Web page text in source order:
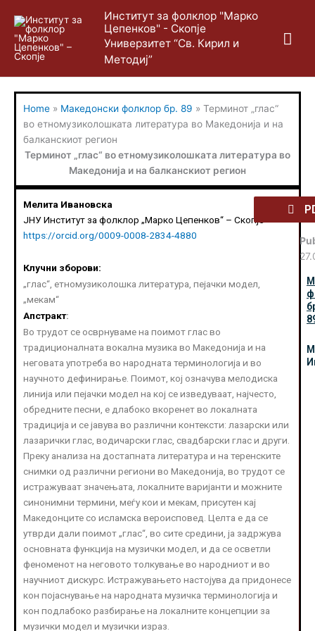
content
Институт за фолклор "Марко
Цепенков" - Скопје
Универзитет “Св. Кирил и
Методиј”
Home » Македонски фолклор бр. 89 » Терминот „глас“
во етномузиколошката литература во Македонија и на
балканскиот регион
Терминот „глас“ во етномузиколошката литература во
Македонија и на балканскиот регион
Мелита Ивановска
ЈНУ Институт за фолклор „Марко Цепенков“ – Скопје
https://orcid.org/0009-0008-2834-4880
Клучни зборови:
„глас“, етномузиколошка литература, пејачки модел,
„мекам“
Апстракт:
Во трудот се осврнуваме на поимот глас во
традиционалната вокална музика во Македонија и на
неговата употреба во народната терминологија и во
научното дефинирање. Поимот, кој означува мелодиска
линија или пејачки модел на кој се изведуваат, најчесто,
обредните песни, е длабоко вкоренет во локалната
традиција и се јавува во различни контексти: лазарски или
лазарички глас, водичарски глас, свадбарски глас и други.
Преку анализа на достапната литература и на теренските
снимки од различни региони во Македонија, во трудот се
истражуваат значењата, локалните варијанти и можните
синонимни термини, меѓу кои и мекам, присутен кај
Македонците со исламска вероисповед. Целта е да се
утврди дали поимот „глас“, во сите средини, ја задржува
основната функција на музички модел, и да се осветли
феноменот на неговото толкување во народниот и во
научниот дискурс. Истражувањето настојува да придонесе
кон појаснување на народната музичка терминологија и
кон подлабоко разбирање на локалните концепции за
музички модел и музички израз.